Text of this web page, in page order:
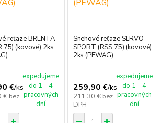
reťaze BRENTA
75) (kovové) 2ks
€/ks
€ bez
expedujeme
do 1 - 4
pracovných
dní
Snehové reťaze SERVO
SPORT (RSS 75) (kovové)
2ks (PEWAG)
259,90 €/ks
211,30 € bez
DPH
expedujeme
do 1 - 4
pracovných
dní